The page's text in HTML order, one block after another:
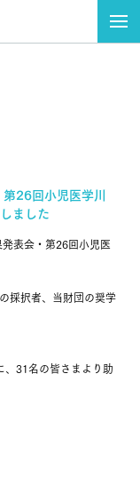
ータル
せ
26回小児医学川
ました
表会・第26回小児医
採択者、当財団の奨学
31名の皆さまより助